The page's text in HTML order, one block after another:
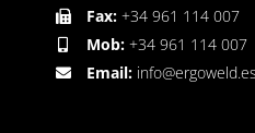
Fax: +34 961 114 007
Mob: +34 961 114 007
Email: info@ergoweld.es